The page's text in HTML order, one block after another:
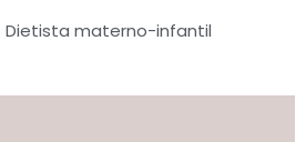
Dietista materno-infantil